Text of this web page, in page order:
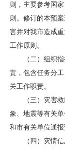
则，主要参考国
则。修订的本预
害并对我市造成
工作原则。
（二）组织指
责，包含任务分
关工作职责。
（三）灾害救
象、地震等有关
和市有关单位通
（四）灾情信